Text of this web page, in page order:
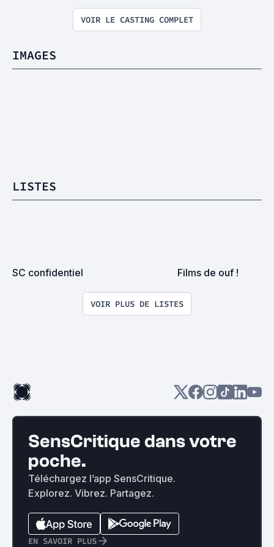
VOIR LE CASTING COMPLET
IMAGES
LISTES
SC confidentiel Films de ouf !
VOIR PLUS DE LISTES
SensCritique dans votre
poche.
Téléchargez l’app SensCritique.
Explorez. Vibrez. Partagez.
EN SAVOIR PLUS